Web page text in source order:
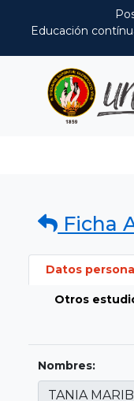
Educación
Ficha
Datos
Otros
Nombres: